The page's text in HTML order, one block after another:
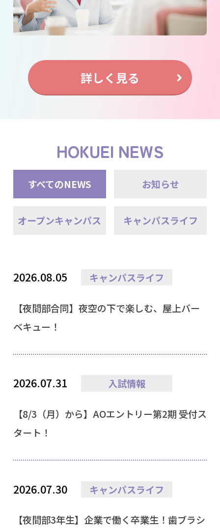
詳しく見る
HOKUEI NEWS
すべてのNEWS お知らせ
オープンキャンパス キャンパスライフ
2026.08.05 キャンパスライフ
【夜間部合同】夜空の下で楽しむ、屋上バー
ベキュー！
2026.07.31 入試情報
【8/3（月）から】AOエントリー第2期 受付ス
タート！
2026.07.30 キャンパスライフ
【夜間部3年生】企業で働く卒業生！歯ブラシ